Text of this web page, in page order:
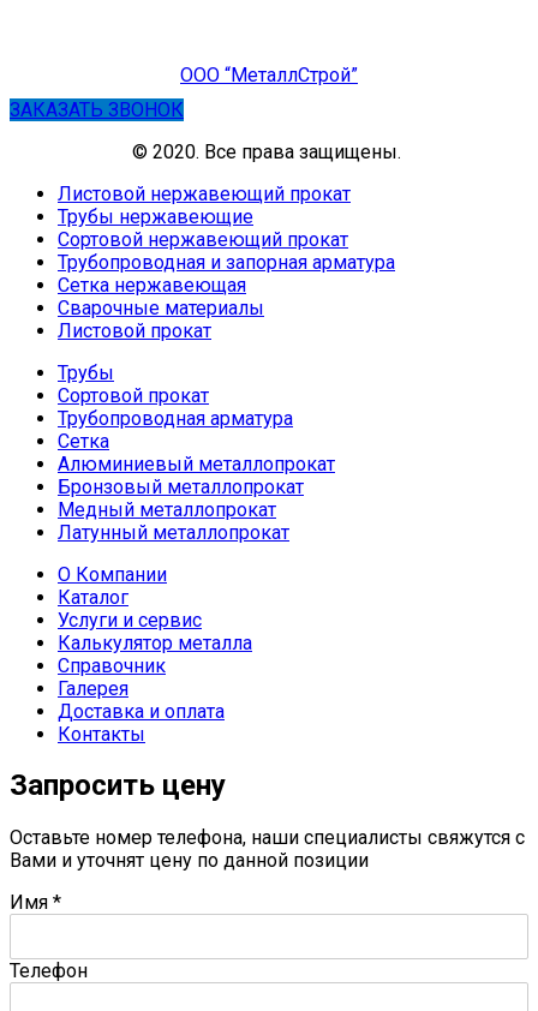
ООО “МеталлСтрой”
ЗАКАЗАТЬ ЗВОНОК
© 2020. Все права защищены.
Листовой нержавеющий прокат
Трубы нержавеющие
Сортовой нержавеющий прокат
Трубопроводная и запорная арматура
Сетка нержавеющая
Сварочные материалы
Листовой прокат
Трубы
Сортовой прокат
Трубопроводная арматура
Сетка
Алюминиевый металлопрокат
Бронзовый металлопрокат
Медный металлопрокат
Латунный металлопрокат
О Компании
Каталог
Услуги и сервис
Калькулятор металла
Справочник
Галерея
Доставка и оплата
Контакты
Запросить цену
Оставьте номер телефона, наши специалисты свяжутся с
Вами и уточнят цену по данной позиции
Имя *
Телефон